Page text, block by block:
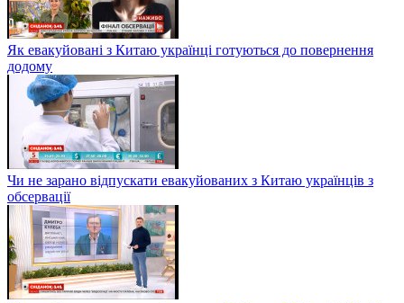
Як евакуйовані з Китаю українці готуються до повернення
додому
Чи не зарано відпускати евакуйованих з Китаю українців з
обсервації